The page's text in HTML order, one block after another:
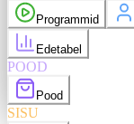
Programmid
Edetabel
POOD
Pood
SISU
Logi välja
EN